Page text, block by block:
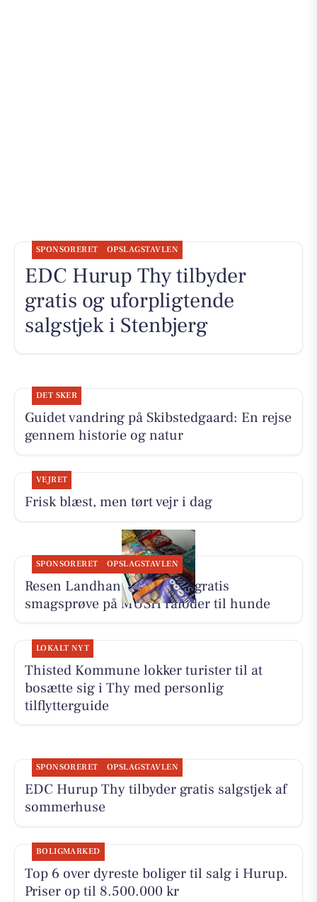
SPONSORERET OPSLAGSTAVLEN
EDC Hurup Thy tilbyder
gratis og uforpligtende
salgstjek i Stenbjerg
DET SKER
Guidet vandring på Skibstedgaard: En rejse
gennem historie og natur
VEJRET
Frisk blæst, men tørt vejr i dag
SPONSORERET OPSLAGSTAVLEN
Resen Landhandel tilbyder gratis
smagsprøve på MUSH råfoder til hunde
LOKALT NYT
Thisted Kommune lokker turister til at
bosætte sig i Thy med personlig
tilflytterguide
SPONSORERET OPSLAGSTAVLEN
EDC Hurup Thy tilbyder gratis salgstjek af
sommerhuse
BOLIGMARKED
Top 6 over dyreste boliger til salg i Hurup.
Priser op til 8.500.000 kr